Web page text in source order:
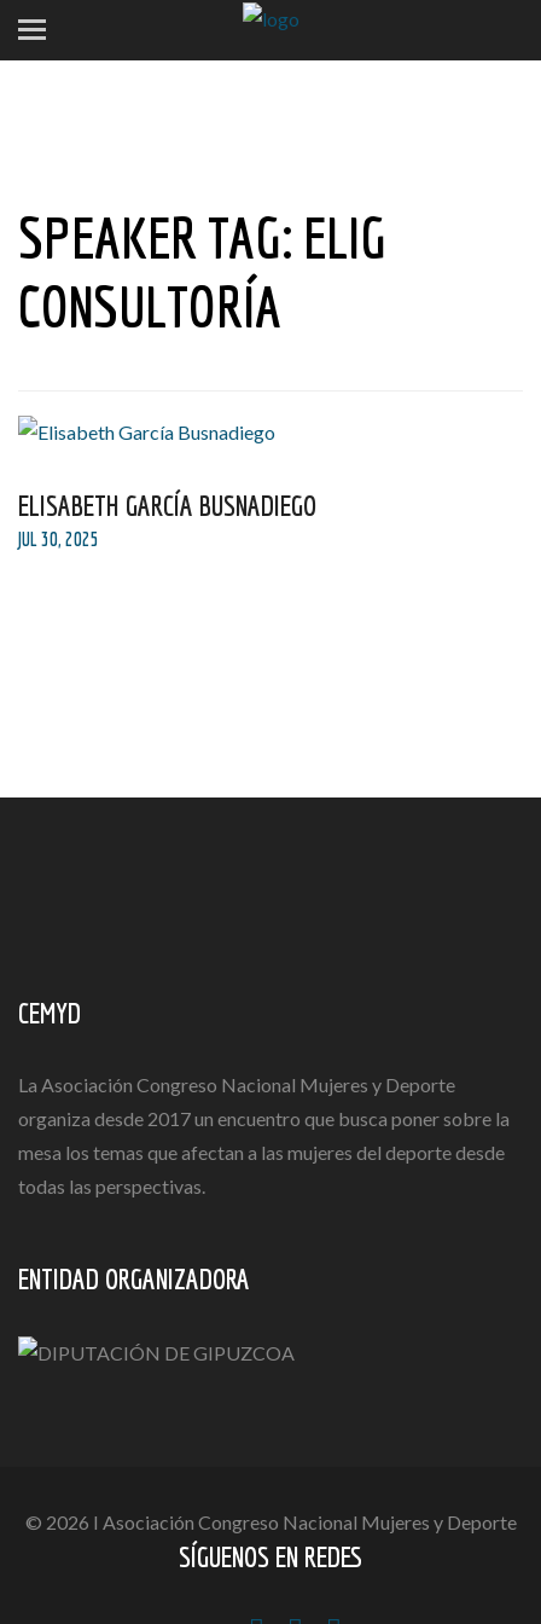
SPEAKER TAG: ELIG
CONSULTORÍA
ELISABETH GARCÍA BUSNADIEGO
JUL 30, 2025
CEMYD
La Asociación Congreso Nacional Mujeres y Deporte
organiza desde 2017 un encuentro que busca poner sobre la
mesa los temas que afectan a las mujeres del deporte desde
todas las perspectivas.
ENTIDAD ORGANIZADORA
© 2026 I Asociación Congreso Nacional Mujeres y Deporte
SÍGUENOS EN REDES